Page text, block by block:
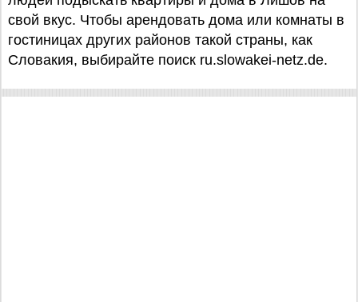
свой вкус. Чтобы арендовать дома или комнаты в
гостиницах других районов такой страны, как
Словакия, выбирайте поиск ru.slowakei-netz.de.